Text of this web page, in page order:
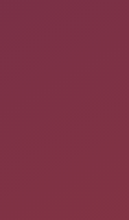
de
dev
dev python-object-
mag-dev python-
desktop-dev gettext
paquet